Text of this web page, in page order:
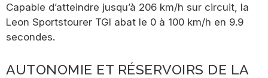
Capable d’atteindre jusqu’à 206 km/h sur circuit, la
Leon Sportstourer TGI abat le 0 à 100 km/h en 9.9
secondes.
AUTONOMIE ET RÉSERVOIRS DE LA